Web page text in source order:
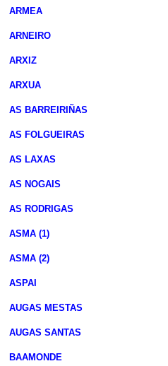
ARMEA
ARNEIRO
ARXIZ
ARXUA
AS BARREIRIÑAS
AS FOLGUEIRAS
AS LAXAS
AS NOGAIS
AS RODRIGAS
ASMA (1)
ASMA (2)
ASPAI
AUGAS MESTAS
AUGAS SANTAS
BAAMONDE